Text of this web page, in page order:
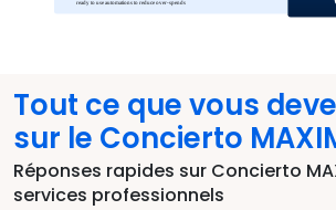
Tout ce que vous
sur le Concierto
Réponses rapides sur Concierto
services professionnels